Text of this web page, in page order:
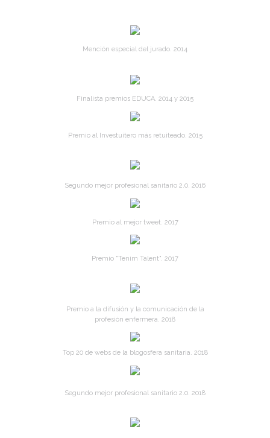
Mención especial del jurado. 2014
Finalista premios EDUCA. 2014 y 2015
Premio al Investuitero más retuiteado. 2015
Segundo mejor profesional sanitario 2.0. 2016
Premio al mejor tweet. 2017
Premio "Tenim Talent". 2017
Premio a la difusión y la comunicación de la
profesión enfermera. 2018
Top 20 de webs de la blogosfera sanitaria. 2018
Segundo mejor profesional sanitario 2.0. 2018